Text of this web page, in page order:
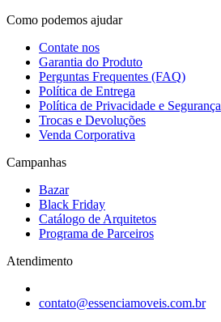
Como podemos ajudar
Contate nos
Garantia do Produto
Perguntas Frequentes (FAQ)
Política de Entrega
Política de Privacidade e Segurança
Trocas e Devoluções
Venda Corporativa
Campanhas
Bazar
Black Friday
Catálogo de Arquitetos
Programa de Parceiros
Atendimento
contato@essenciamoveis.com.br